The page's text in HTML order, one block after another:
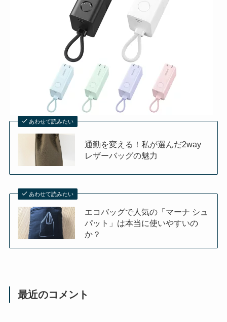
あわせて読みたい
通勤を変える！私が選んだ2way
レザーバッグの魅力
あわせて読みたい
エコバッグで人気の「マーナ シュ
パット」は本当に使いやすいの
か？
最近のコメント